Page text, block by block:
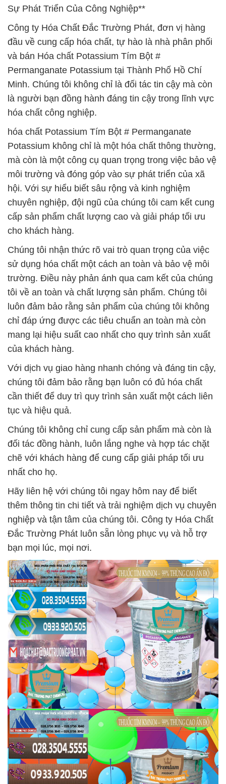
Sự Phát Triển Của Công Nghiệp**
Công ty Hóa Chất Đắc Trường Phát, đơn vị hàng
đầu về cung cấp hóa chất, tự hào là nhà phân phối
và bán Hóa chất Potassium Tím Bột #
Permanganate Potassium tại Thành Phố Hồ Chí
Minh. Chúng tôi không chỉ là đối tác tin cậy mà còn
là người bạn đồng hành đáng tin cậy trong lĩnh vực
hóa chất công nghiệp.
hóa chất Potassium Tím Bột # Permanganate
Potassium không chỉ là một hóa chất thông thường,
mà còn là một công cụ quan trọng trong việc bảo vệ
môi trường và đóng góp vào sự phát triển của xã
hội. Với sự hiểu biết sâu rộng và kinh nghiệm
chuyên nghiệp, đội ngũ của chúng tôi cam kết cung
cấp sản phẩm chất lượng cao và giải pháp tối ưu
cho khách hàng.
Chúng tôi nhận thức rõ vai trò quan trọng của việc
sử dụng hóa chất một cách an toàn và bảo vệ môi
trường. Điều này phản ánh qua cam kết của chúng
tôi về an toàn và chất lượng sản phẩm. Chúng tôi
luôn đảm bảo rằng sản phẩm của chúng tôi không
chỉ đáp ứng được các tiêu chuẩn an toàn mà còn
mang lại hiệu suất cao nhất cho quy trình sản xuất
của khách hàng.
Với dịch vụ giao hàng nhanh chóng và đáng tin cậy,
chúng tôi đảm bảo rằng bạn luôn có đủ hóa chất
cần thiết để duy trì quy trình sản xuất một cách liên
tục và hiệu quả.
Chúng tôi không chỉ cung cấp sản phẩm mà còn là
đối tác đồng hành, luôn lắng nghe và hợp tác chặt
chẽ với khách hàng để cung cấp giải pháp tối ưu
nhất cho họ.
Hãy liên hệ với chúng tôi ngay hôm nay để biết
thêm thông tin chi tiết và trải nghiệm dịch vụ chuyên
nghiệp và tận tâm của chúng tôi. Công ty Hóa Chất
Đắc Trường Phát luôn sẵn lòng phục vụ và hỗ trợ
bạn mọi lúc, mọi nơi.